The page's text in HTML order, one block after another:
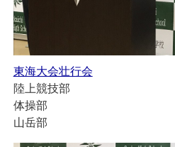
東海大会壮行会
陸上競技部
体操部
山岳部